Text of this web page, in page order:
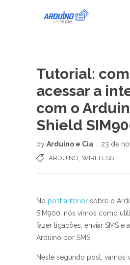
Tutorial:
acessar a
com o
Shield
by Arduino e Cia 23 de
ARDUINO WIRELESS
No post anterior sobre o
SIM900, nós vimos como
fazer ligações, enviar SMS e
Arduino por SMS.
Neste segundo post, vamos